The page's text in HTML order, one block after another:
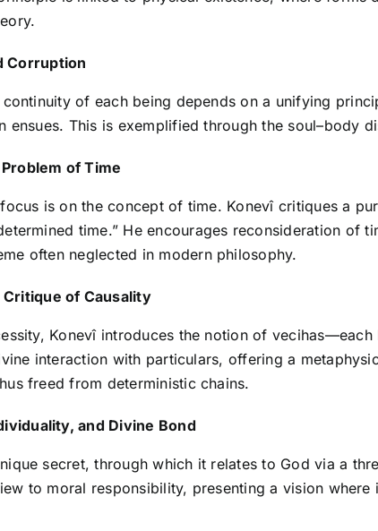
Corruption
of each being depends on a unifying
ensues. This is exemplified through the soul–body
of Time
focus is on the concept of time. Konevî critiques a
time.” He encourages reconsideration of
often neglected in modern philosophy.
of Causality
Konevî introduces the notion of
interaction with particulars, offering a
freed from deterministic chains.
and Divine Bond
secret, through which it relates to God via a
to moral responsibility, presenting a vision